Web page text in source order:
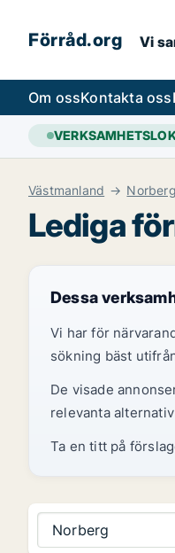
Förråd.org Vi
Om ossKontakta oss
Västmanland Norberg
Lediga
Dessa
Vi har för
sökning bäst
De visade
relevanta
Ta en titt på
Norberg